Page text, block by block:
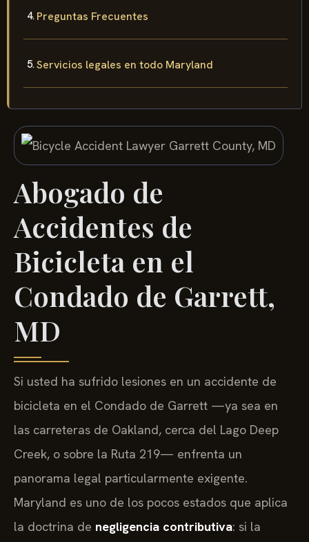
Preguntas Frecuentes
Servicios legales en todo Maryland
Abogado de
Accidentes de
Bicicleta en el
Condado de Garrett,
MD
Si usted ha sufrido lesiones en un accidente de
bicicleta en el Condado de Garrett —ya sea en
las carreteras de Oakland, cerca del Lago Deep
Creek, o sobre la Ruta 219— enfrenta un
panorama legal particularmente exigente.
Maryland es uno de los pocos estados que aplica
la doctrina de negligencia contributiva: si la